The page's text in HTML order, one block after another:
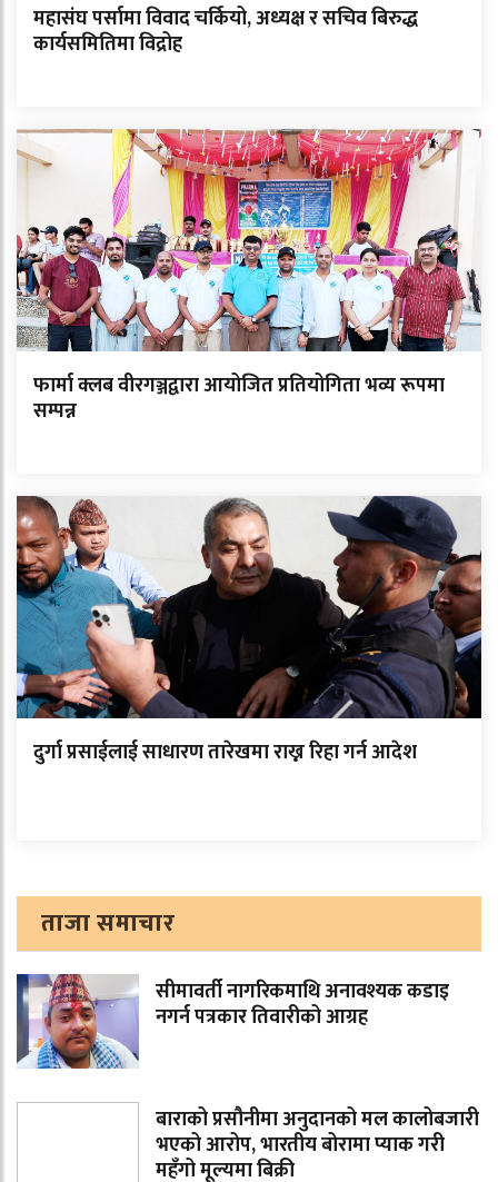
महासंघ पर्सामा विवाद चर्कियो, अध्यक्ष र सचिव बिरुद्ध
कार्यसमितिमा विद्रोह
फार्मा क्लब वीरगञ्जद्वारा आयोजित प्रतियोगिता भव्य रूपमा
सम्पन्न
दुर्गा प्रसाईलाई साधारण तारेखमा राख्न रिहा गर्न आदेश
ताजा समाचार
सीमावर्ती नागरिकमाथि अनावश्यक कडाइ
नगर्न पत्रकार तिवारीको आग्रह
बाराको प्रसौनीमा अनुदानको मल कालोबजारी
भएको आरोप, भारतीय बोरामा प्याक गरी
महँगो मूल्यमा बिक्री